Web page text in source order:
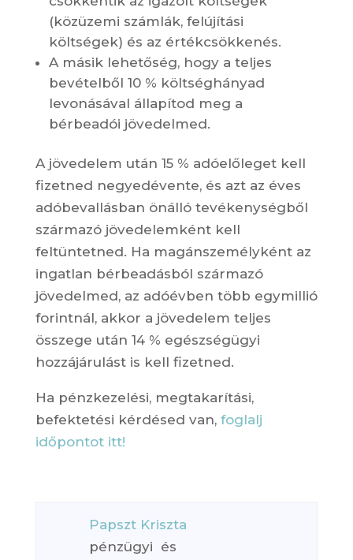
(közüzemi számlák, felújítási
költségek) és az értékcsökkenés.
A másik lehetőség, hogy a teljes
bevételből 10 % költséghányad
levonásával állapítod meg a
bérbeadói jövedelmed.
A jövedelem után 15 % adóelőleget kell
fizetned negyedévente, és azt az éves
adóbevallásban önálló tevékenységből
származó jövedelemként kell
feltüntetned. Ha magánszemélyként az
ingatlan bérbeadásból származó
jövedelmed, az adóévben több egymillió
forintnál, akkor a jövedelem teljes
összege után 14 % egészségügyi
hozzájárulást is kell fizetned.
Ha pénzkezelési, megtakarítási,
befektetési kérdésed van, foglalj
időpontot itt!
Papszt Kriszta
pénzügyi és